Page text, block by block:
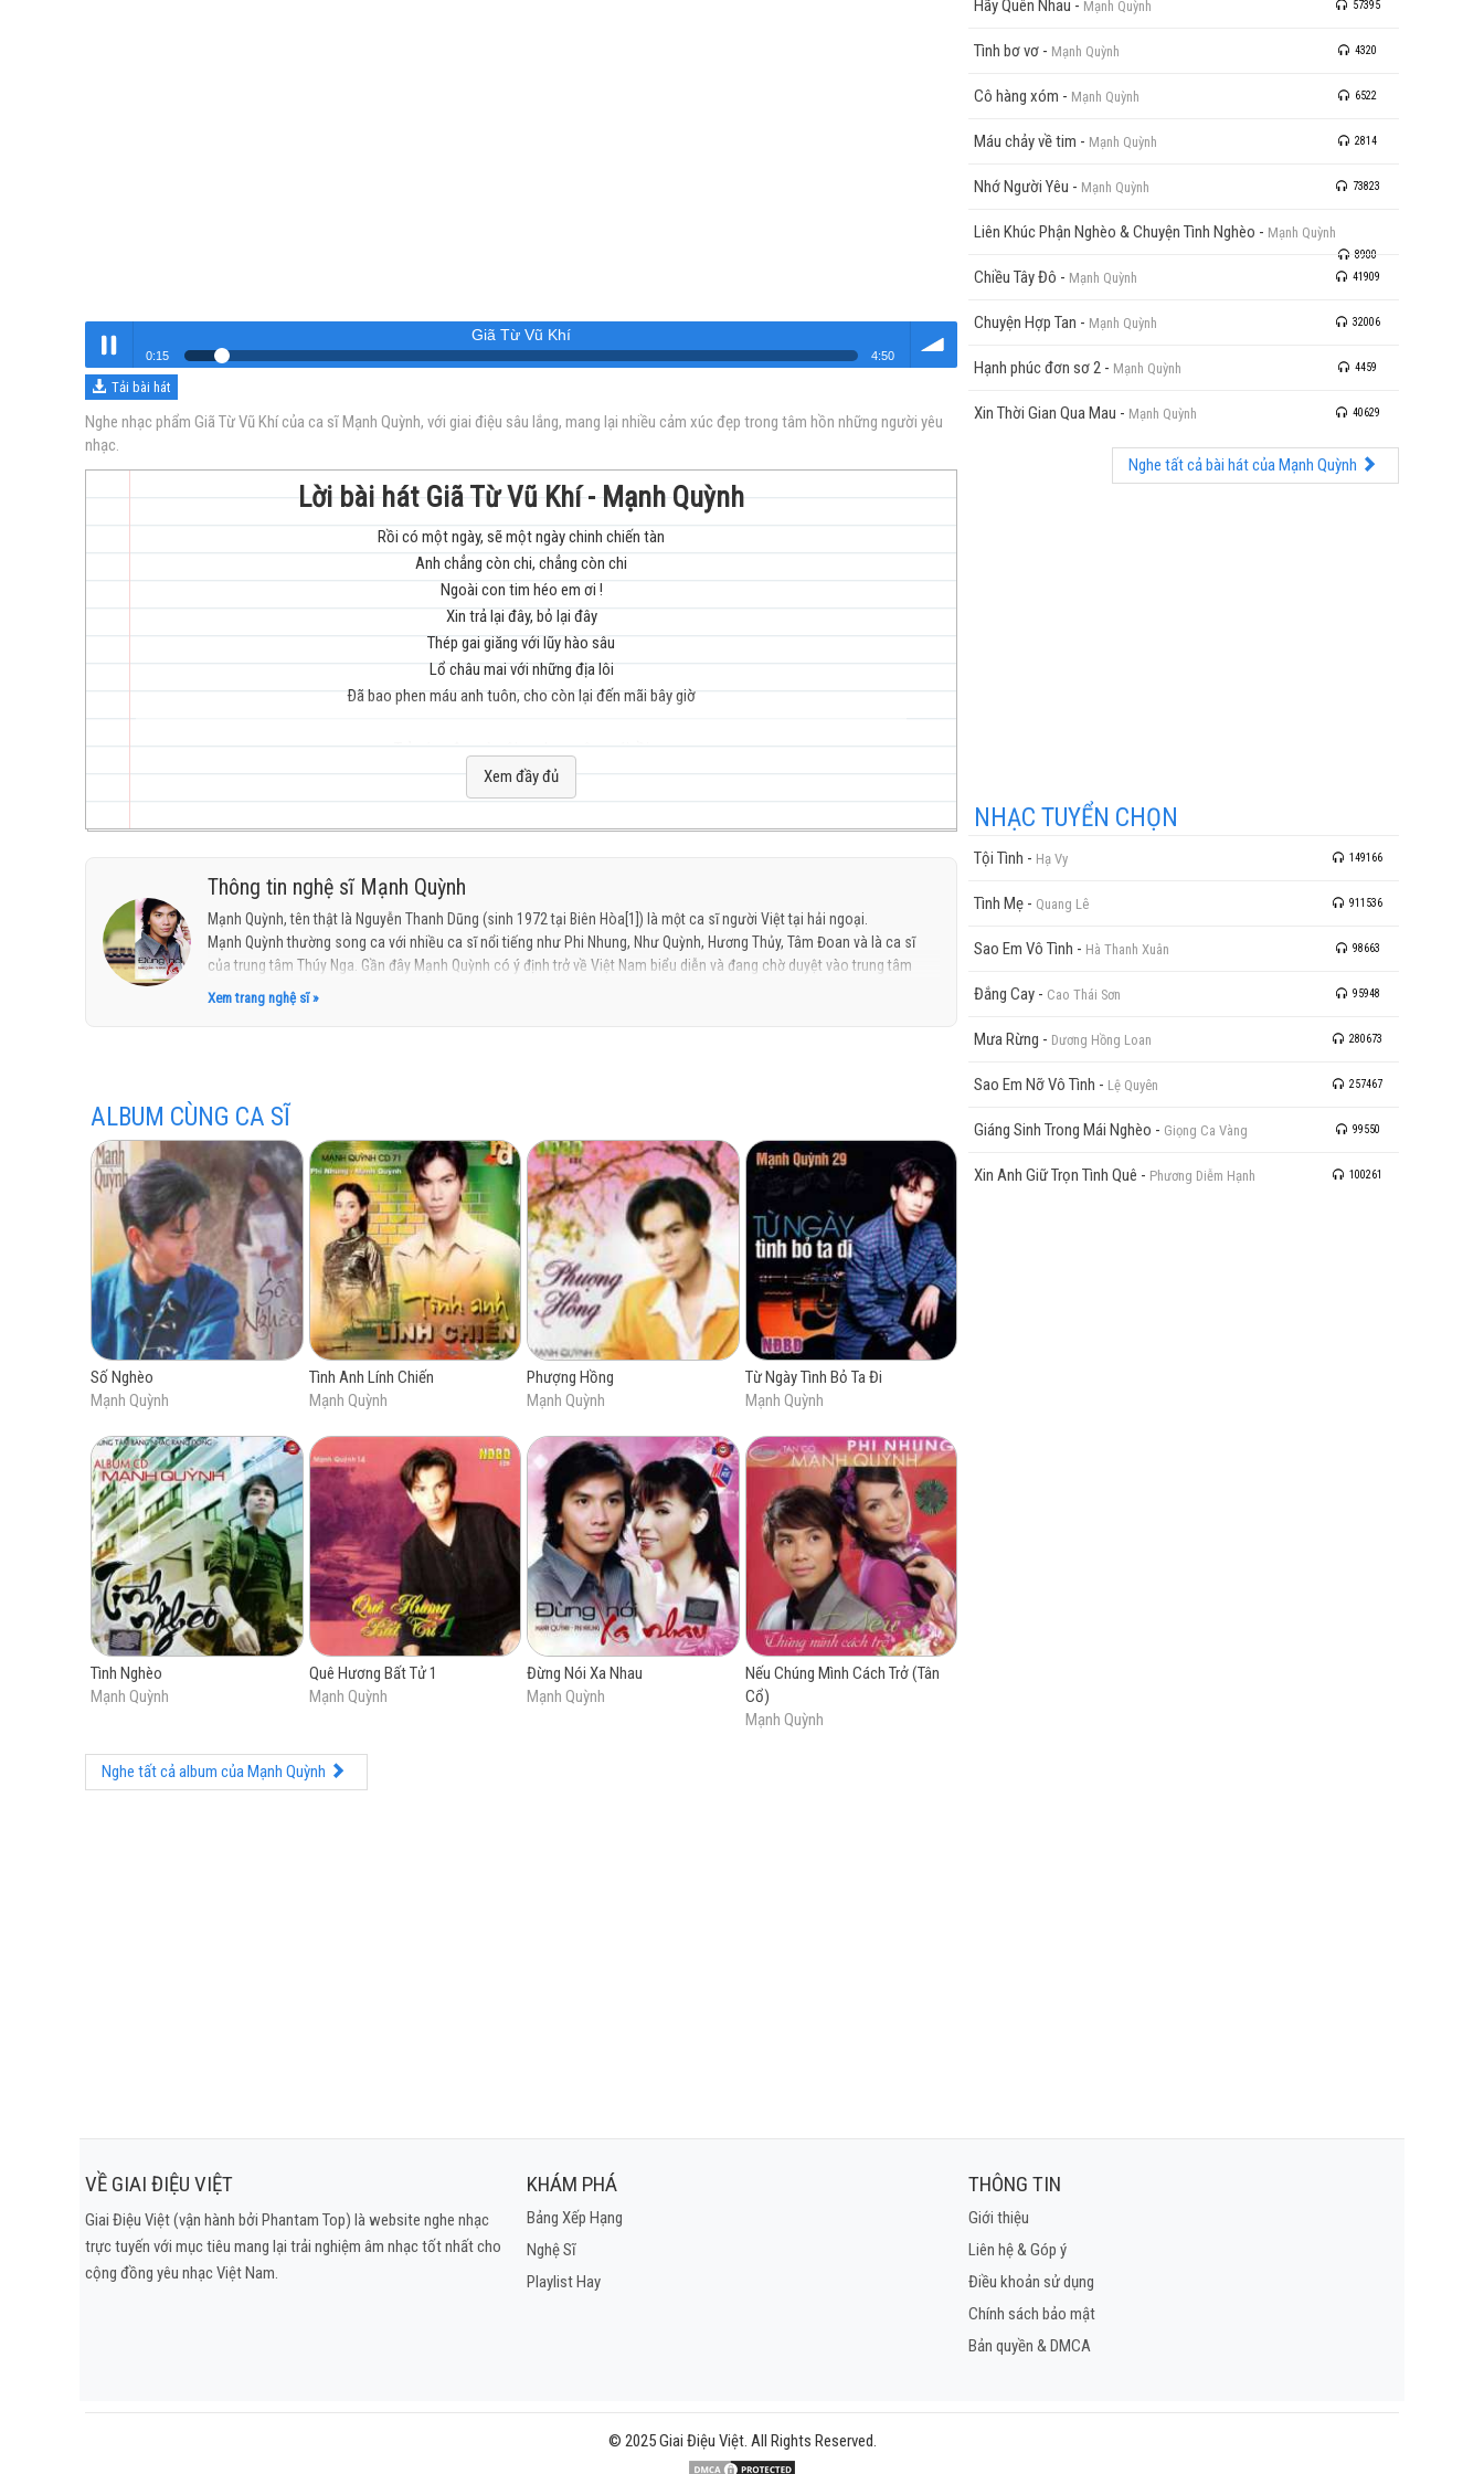
Nghe
Giã Từ Vũ Khí
0:16 4:50
Giã Từ Vũ Khí
Tải bài hát
Nghe nhạc phẩm Giã Từ Vũ Khí của ca sĩ Mạnh Quỳnh, với giai điệu sâu lắng, mang lại nhiều cảm xúc đẹp trong tâm hồn những người yêu
nhạc.
Lời bài hát Giã Từ Vũ Khí - Mạnh Quỳnh
Rồi có một ngày, sẽ một ngày chinh chiến tàn
Anh chẳng còn chi, chẳng còn chi
Ngoài con tim héo em ơi !
Xin trả lại đây, bỏ lại đây
Thép gai giăng với lũy hào sâu
Lổ châu mai với những địa lôi
Ðã bao phen máu anh tuôn, cho còn lại đến mãi bây giờ
Trả súng đạn này, ôi sạch nợ sông núi rồi
Anh trở về quê, trở về quê tìm tuổi thơ mất năm nao
Vui cùng ruộng nương, cùng đàn trâu
Với cây đa khóm trúc hàng cau
Ðã bao năm vắng chân anh
Nên trở thành hoang phế rong rêu
Rồi anh sẽ dựng căn nhà xưa
Bạn anh đó đang say ngủ yên
Xin cám ơn ! Xin cám ơn ! Người nằm xuống
Ðể có một ngày, có một ngày cho chúng mình
Ta lại gặp ta, còn vòng tay
Mở rộng thương mến bao la.
Chuông chùa làng xa, chiều lại vang
Bếp ai lên khói ấm tình thương
Bát cơm rau thắm mối tình quê
Có con trâu, có nương dâu
Thiên đường này mơ ước bao lâu.
Xem đầy đủ
Thông tin nghệ sĩ Mạnh Quỳnh
Mạnh Quỳnh, tên thật là Nguyễn Thanh Dũng (sinh 1972 tại Biên Hòa[1]) là một ca sĩ người Việt tại hải ngoại.
Mạnh Quỳnh thường song ca với nhiều ca sĩ nổi tiếng như Phi Nhung, Như Quỳnh, Hương Thủy, Tâm Đoan và là ca sĩ
của trung tâm Thúy Nga. Gần đây Mạnh Quỳnh có ý định trở về Việt Nam biểu diễn và đang chờ duyệt vào trung tâm
băng nhạc Rạng Đông tại Việt Nam. Album phát hành gần đây nhất của Mạnh Quỳnh là Hoa tím Bằng Lăng (2014).
Mặc dù có mang dòng máu Mỹ trong người, nhưng Mạnh Quỳnh chỉ hơi phảng phất một nét lai. Sau khi lên Sài Gòn,
ngoài việc học văn hóa ở trường Trần Khai Nguyên, một điều không ngờ là Mạnh Quỳnh còn đi học tư về cổ nhạc với
nghệ sĩ nổi danh Ngọc Ẩn ở gần nhà.
Xem trang nghệ sĩ »
ALBUM CÙNG CA SĨ
Số Nghèo
Mạnh Quỳnh
Tình Anh Lính Chiến
Mạnh Quỳnh
Phượng Hồng
Mạnh Quỳnh
Từ Ngày Tình Bỏ Ta Đi
Mạnh Quỳnh
Tình Nghèo
Mạnh Quỳnh
Quê Hương Bất Tử 1
Mạnh Quỳnh
Đừng Nói Xa Nhau
Mạnh Quỳnh
Nếu Chúng Mình Cách Trở (Tân
Cổ)
Mạnh Quỳnh
Nghe tất cả album của Mạnh Quỳnh
Hãy Quên Nhau - Mạnh Quỳnh 57395
Tình bơ vơ - Mạnh Quỳnh 4320
Cô hàng xóm - Mạnh Quỳnh 6522
Máu chảy về tim - Mạnh Quỳnh 2814
Nhớ Người Yêu - Mạnh Quỳnh 73823
Liên Khúc Phận Nghèo & Chuyện Tình Nghèo - Mạnh Quỳnh
8900
Chiều Tây Đô - Mạnh Quỳnh 41909
Chuyện Hợp Tan - Mạnh Quỳnh 32006
Hạnh phúc đơn sơ 2 - Mạnh Quỳnh 4459
Xin Thời Gian Qua Mau - Mạnh Quỳnh 40629
Nghe tất cả bài hát của Mạnh Quỳnh
NHẠC TUYỂN CHỌN
Tội Tình - Hạ Vy 149166
Tình Mẹ - Quang Lê 911536
Sao Em Vô Tình - Hà Thanh Xuân 98663
Đắng Cay - Cao Thái Sơn 95948
Mưa Rừng - Dương Hồng Loan 280673
Sao Em Nỡ Vô Tình - Lệ Quyên 257467
Giáng Sinh Trong Mái Nghèo - Giọng Ca Vàng 99550
Xin Anh Giữ Trọn Tình Quê - Phương Diễm Hạnh 100261
VỀ GIAI ĐIỆU VIỆT
Giai Điệu Việt (vận hành bởi Phantam Top) là website nghe nhạc
trực tuyến với mục tiêu mang lại trải nghiệm âm nhạc tốt nhất cho
cộng đồng yêu nhạc Việt Nam.
KHÁM PHÁ
Bảng Xếp Hạng
Nghệ Sĩ
Playlist Hay
THÔNG TIN
Giới thiệu
Liên hệ & Góp ý
Điều khoản sử dụng
Chính sách bảo mật
Bản quyền & DMCA
© 2025 Giai Điệu Việt. All Rights Reserved.